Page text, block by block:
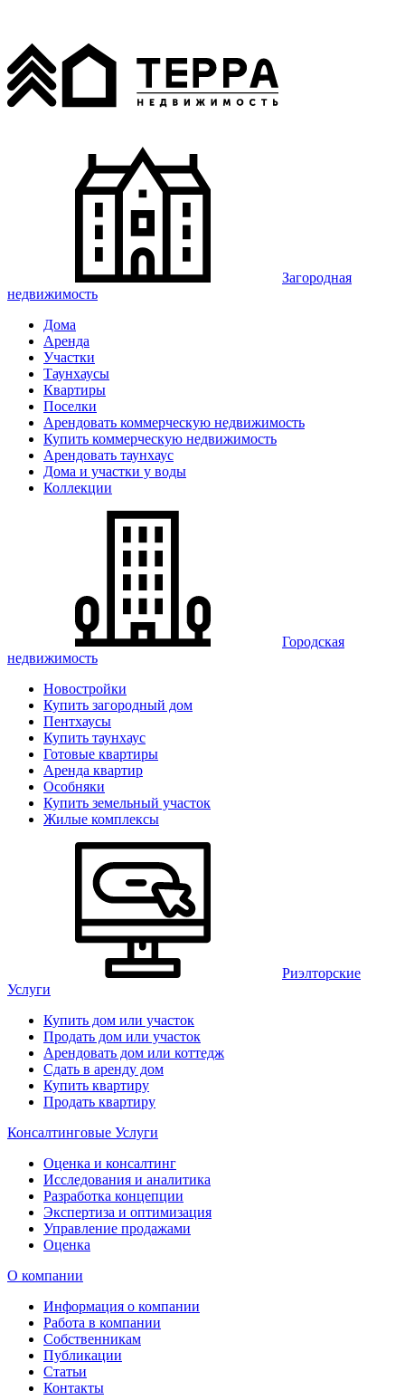
Загородная
недвижимость
Дома
Аренда
Участки
Таунхаусы
Квартиры
Поселки
Арендовать коммерческую недвижимость
Купить коммерческую недвижимость
Арендовать таунхаус
Дома и участки у воды
Коллекции
Городская
недвижимость
Новостройки
Купить загородный дом
Пентхаусы
Купить таунхаус
Готовые квартиры
Аренда квартир
Особняки
Купить земельный участок
Жилые комплексы
Риэлторские
Услуги
Купить дом или участок
Продать дом или участок
Арендовать дом или коттедж
Сдать в аренду дом
Купить квартиру
Продать квартиру
Консалтинговые Услуги
Оценка и консалтинг
Исследования и аналитика
Разработка концепции
Экспертиза и оптимизация
Управление продажами
Оценка
О компании
Информация о компании
Работа в компании
Собственникам
Публикации
Статьи
Контакты